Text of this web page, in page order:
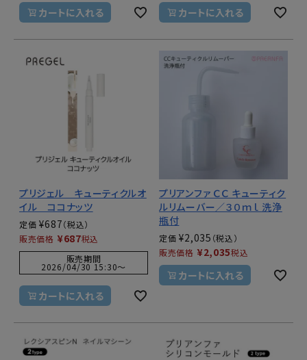
カートに入れる カートに入れる
プリジェル キューティクルオ
イル ココナッツ
定価 ¥687
販売価格 ¥687税込
販売期間
2026/04/30 15:30〜
カートに入れる
プリアンファ ＣＣ キューティク
ルリムーバー／３０ｍｌ 洗浄
瓶付
定価 ¥2,035
販売価格 ¥2,035税込
カートに入れる